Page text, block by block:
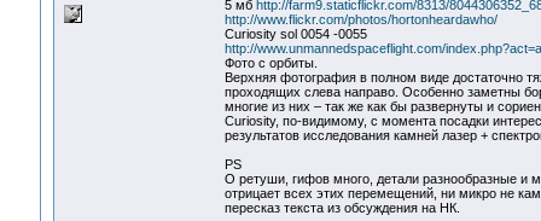
5 мб http://farm9.staticflickr.com/8313/
http://www.flickr.com/photos/hortonheardawho/
Curiosity sol 0054 -0055
http://www.unmannedspaceflight.com/
Фото с орбиты.
Верхняя фотография в полном виде достаточно
проходящих слева направо. Особенно заметны
многие из них – так же как бы развернуты и
Curiosity, по-видимому, с момента посадки
результатов исследования камней лазер +
PS
О ретуши, гифов много, детали разнообразные и
отрицает всех этих перемещений, ни микро не
пересказ текста из обсуждения на НК.